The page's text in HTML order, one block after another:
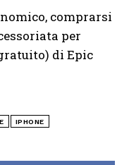
comprarsi
per
di Epic
IPHONE